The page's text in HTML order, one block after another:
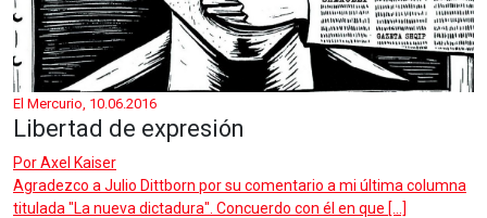
El Mercurio, 10.06.2016
Libertad de expresión
PorAxel Kaiser
Agradezco a Julio Dittborn por su comentario a mi última columna
titulada "La nueva dictadura". Concuerdo con él en que […]